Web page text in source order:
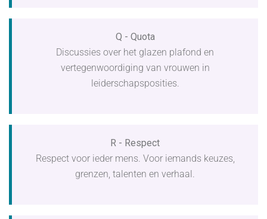
Q - Quota
Discussies over het glazen plafond en
vertegenwoordiging van vrouwen in
leiderschapsposities.
R - Respect
Respect voor ieder mens. Voor iemands keuzes,
grenzen, talenten en verhaal.